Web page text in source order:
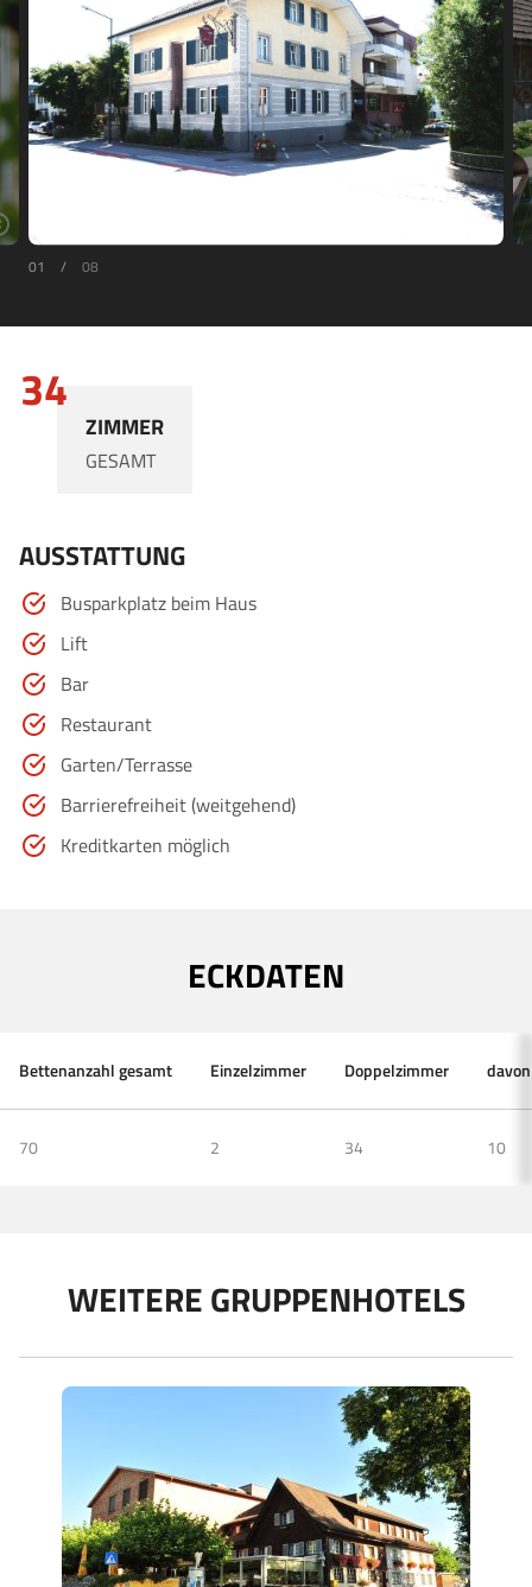
01 / 08
34
ZIMMER
GESAMT
AUSSTATTUNG
Busparkplatz beim Haus
Lift
Bar
Restaurant
Garten/Terrasse
Barrierefreiheit (weitgehend)
Kreditkarten möglich
ECKDATEN
Bettenanzahl gesamt Einzelzimmer Doppelzimmer
70 2 34 10
WEITERE GRUPPENHOTELS